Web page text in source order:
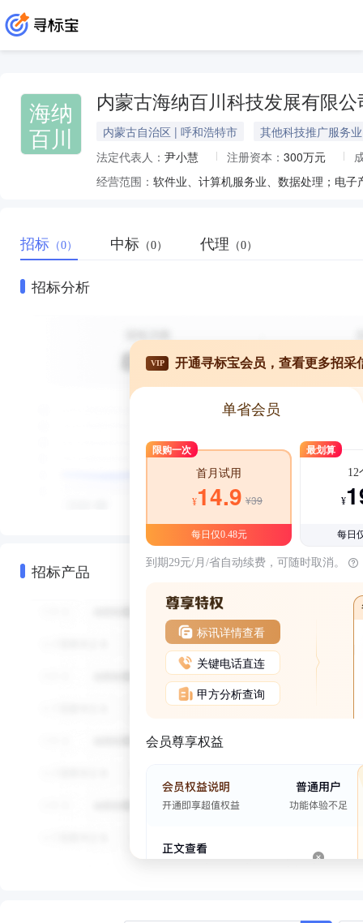
海纳
百川
内蒙古海纳百川科技发展有限公
内蒙古自治区 | 呼和浩特市
其他科技推广服务业
法定代表人： 尹小慧 注册资本： 300万元
经营范围： 软件业、计算机服务业、数据处理；电
招标 （0） 中标 （0） 代理 （0）
招标分析
招标产品
VIP 开通寻标宝会员，查看更多招采
单省会员
限购一次
首月试用
¥14.9 ¥39
每日仅0.48元
最划算
12
¥
每日
到期29元/月/省自动续费，可随时取消。
标讯详情查看
关键电话直连
甲方分析查询
会员尊享权益